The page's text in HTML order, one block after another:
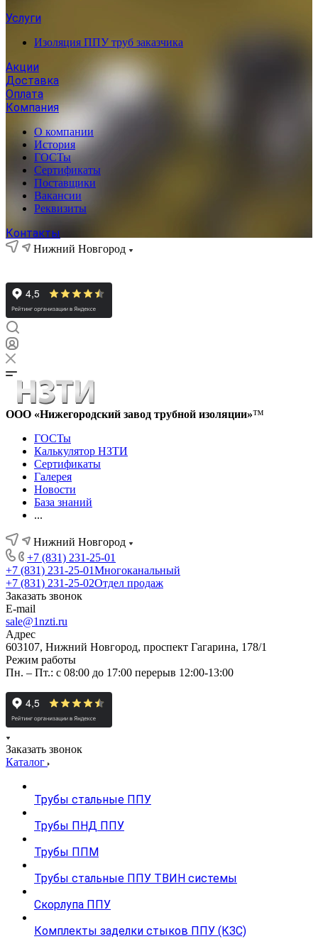
Услуги
Изоляция ППУ труб заказчика
Акции
Доставка
Оплата
Компания
О компании
История
ГОСТы
Сертификаты
Поставщики
Вакансии
Реквизиты
Контакты
Нижний Новгород
ООО «Нижегородский завод трубной изоляции»™
ГОСТы
Калькулятор НЗТИ
Сертификаты
Галерея
Новости
База знаний
...
Нижний Новгород
+7 (831) 231-25-01
+7 (831) 231-25-01Многоканальный
+7 (831) 231-25-02Отдел продаж
Заказать звонок
E-mail
sale@1nzti.ru
Адрес
603107, Нижний Новгород, проспект Гагарина, 178/1
Режим работы
Пн. – Пт.: с 08:00 до 17:00 перерыв 12:00-13:00
Заказать звонок
Каталог
Трубы стальные ППУ
Трубы ПНД ППУ
Трубы ППМ
Трубы стальные ППУ ТВИН системы
Скорлупа ППУ
Комплекты заделки стыков ППУ (КЗС)